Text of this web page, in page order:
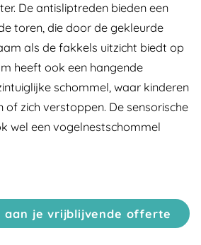
De antisliptreden bieden een
toren, die door de gekleurde
als de fakkels uitzicht biedt op
heeft ook een hangende
schommel, waar kinderen
zich verstoppen. De sensorische
wel een vogelnestschommel
aan je vrijblijvende offerte